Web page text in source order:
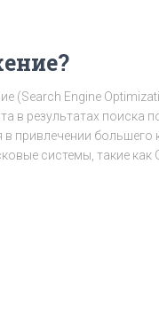
(Search Engine
в результатах
привлечении большего
системы, такие как